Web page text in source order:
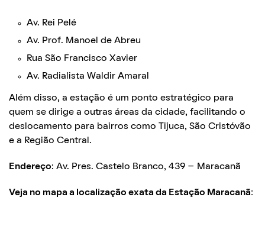
Av. Rei Pelé
Av. Prof. Manoel de Abreu
Rua São Francisco Xavier
Av. Radialista Waldir Amaral
Além disso, a estação é um ponto estratégico para
quem se dirige a outras áreas da cidade, facilitando o
deslocamento para bairros como Tijuca, São Cristóvão
e a Região Central.
Endereço: Av. Pres. Castelo Branco, 439 – Maracanã
Veja no mapa a localização exata da Estação Maracanã: